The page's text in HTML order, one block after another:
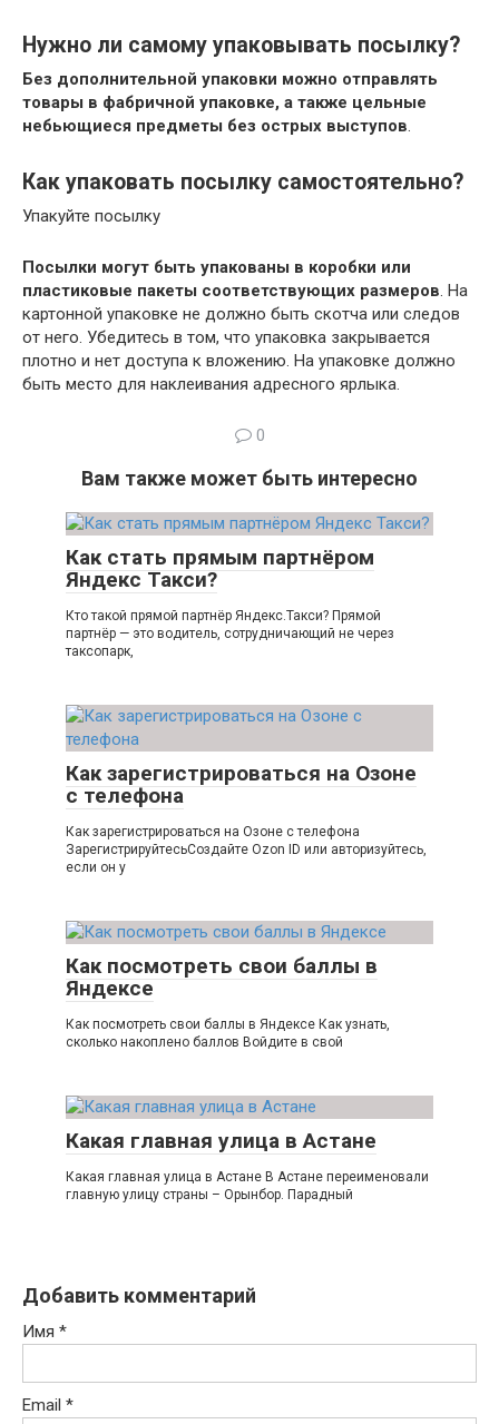
Нужно ли самому упаковывать посылку?
Без дополнительной упаковки можно отправлять
товары в фабричной упаковке, а также цельные
небьющиеся предметы без острых выступов.
Как упаковать посылку самостоятельно?
Упакуйте посылку
Посылки могут быть упакованы в коробки или
пластиковые пакеты соответствующих размеров. На
картонной упаковке не должно быть скотча или следов
от него. Убедитесь в том, что упаковка закрывается
плотно и нет доступа к вложению. На упаковке должно
быть место для наклеивания адресного ярлыка.
0
Вам также может быть интересно
Как стать прямым партнёром
Яндекс Такси?
Кто такой прямой партнёр Яндекс.Такси? Прямой
партнёр — это водитель, сотрудничающий не через
таксопарк,
Как зарегистрироваться на Озоне
с телефона
Как зарегистрироваться на Озоне с телефона
ЗарегистрируйтесьСоздайте Ozon ID или авторизуйтесь,
если он у
Как посмотреть свои баллы в
Яндексе
Как посмотреть свои баллы в Яндексе Как узнать,
сколько накоплено баллов Войдите в свой
Какая главная улица в Астане
Какая главная улица в Астане В Астане переименовали
главную улицу страны – Орынбор. Парадный
Добавить комментарий
Имя *
Email *